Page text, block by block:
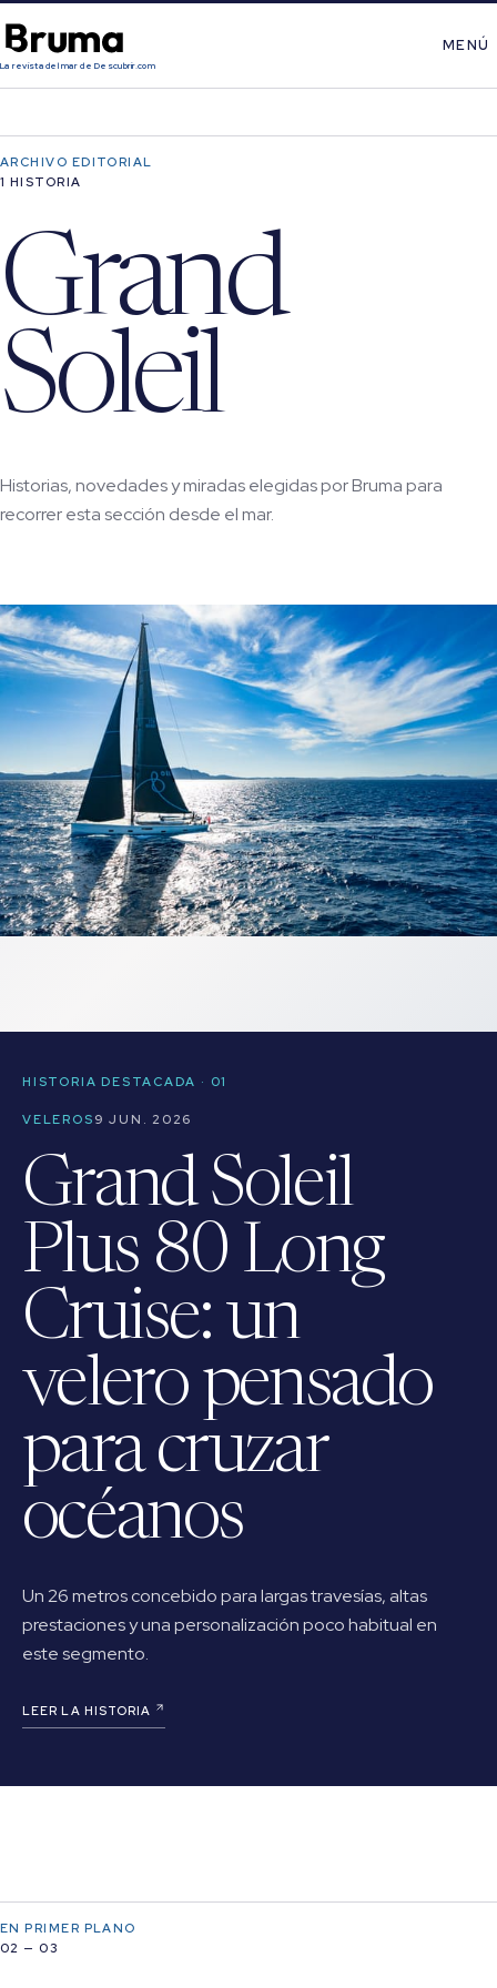
La revista del mar de Descubrir.com
MENÚ
ARCHIVO EDITORIAL
1 HISTORIA
Grand
Soleil
Historias, novedades y miradas elegidas por Bruma para
recorrer esta sección desde el mar.
HISTORIA DESTACADA · 01
VELEROS 9 JUN. 2026
Grand Soleil
Plus 80 Long
Cruise: un
velero pensado
para cruzar
océanos
Un 26 metros concebido para largas travesías, altas
prestaciones y una personalización poco habitual en
este segmento.
LEER LA HISTORIA
EN PRIMER PLANO
02 — 03